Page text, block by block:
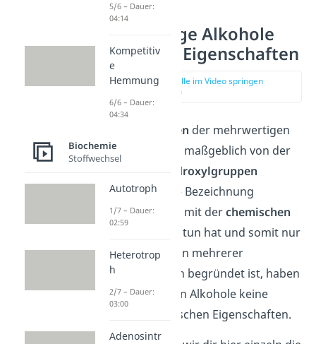
Mehrwertige Alkohole
chemische Eigenschaften
zur Stelle im Video springen
(02:36)
Eigenschaften der mehrwertigen
Alkohole werden maßgeblich von der
Anzahl ihrer Hydroxylgruppen
bestimmt. Da die Bezeichnung
Polyoleaber nur mit derchemischen
zu tun hat und somit nur
im Vorhandensein mehrerer
Hydroxylgruppen begründet ist, haben
die mehrwertigen Alkohole keine
typischen chemischen Eigenschaften.
5/6 – Dauer:
04:14
Kompetitiv
e
Hemmung
6/6 – Dauer:
04:34
Biochemie
Stoffwechsel
Autotroph
1/7 – Dauer:
02:59
Heterotrop
h
2/7 – Dauer:
03:00
Adenosintr